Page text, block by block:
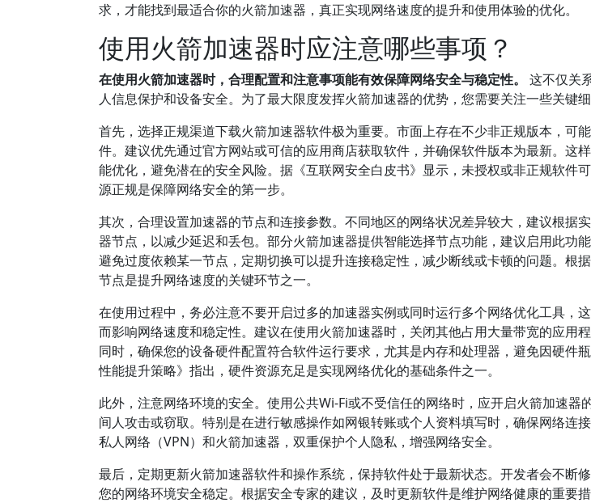
求，才能找到最适合你的火箭加速器，真正实现网络速度的提升和使用体验的优化。
使用火箭加速器时应注意哪些事项？
在使用火箭加速器时，合理配置和注意事项能有效保障网络安全与稳定性。
这不仅关
人信息保护和设备安全。为了最大限度发挥火箭加速器的优势，您需要关注一些关键细
首先，选择正规渠道下载火箭加速器软件极为重要。市面上存在不少非正规版本，可
件。建议优先通过官方网站或可信的应用商店获取软件，并确保软件版本为最新。这
能优化，避免潜在的安全风险。据《互联网安全白皮书》显示，未授权或非正规软件
源正规是保障网络安全的第一步。
其次，合理设置加速器的节点和连接参数。不同地区的网络状况差异较大，建议根据
器节点，以减少延迟和丢包。部分火箭加速器提供智能选择节点功能，建议启用此功
避免过度依赖某一节点，定期切换可以提升连接稳定性，减少断线或卡顿的问题。根
节点是提升网络速度的关键环节之一。
在使用过程中，务必注意不要开启过多的加速器实例或同时运行多个网络优化工具，
而影响网络速度和稳定性。建议在使用火箭加速器时，关闭其他占用大量带宽的应用
同时，确保您的设备硬件配置符合软件运行要求，尤其是内存和处理器，避免因硬件
性能提升策略》指出，硬件资源充足是实现网络优化的基础条件之一。
此外，注意网络环境的安全。使用公共Wi-Fi或不受信任的网络时，应开启火箭加速器
间人攻击或窃取。特别是在进行敏感操作如网银转账或个人资料填写时，确保网络连
私人网络（VPN）和火箭加速器，双重保护个人隐私，增强网络安全。
最后，定期更新火箭加速器软件和操作系统，保持软件处于最新状态。开发者会不断
您的网络环境安全稳定。根据安全专家的建议，及时更新软件是维护网络健康的重要